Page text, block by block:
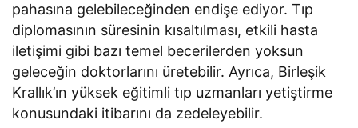
pahasına gelebileceğinden endişe ediyor. Tıp
diplomasının süresinin kısaltılması, etkili hasta
iletişimi gibi bazı temel becerilerden yoksun
geleceğin doktorlarını üretebilir. Ayrıca, Birleşik
Krallık’ın yüksek eğitimli tıp uzmanları yetiştirme
konusundaki itibarını da zedeleyebilir.